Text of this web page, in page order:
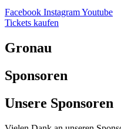
Facebook InstagramYoutube
Tickets kaufen
Gronau
Sponsoren
Unsere Sponsoren